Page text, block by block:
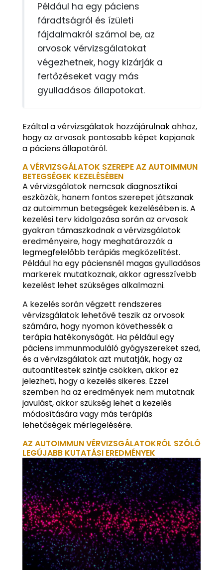
Például ha egy páciens
fáradtságról és ízületi
fájdalmakról számol be, az
orvosok vérvizsgálatokat
végezhetnek, hogy kizárják a
fertőzéseket vagy más
gyulladásos állapotokat.
Ezáltal a vérvizsgálatok hozzájárulnak ahhoz,
hogy az orvosok pontosabb képet kapjanak
a páciens állapotáról.
A VÉRVIZSGÁLATOK SZEREPE AZ AUTOIMMUN
BETEGSÉGEK KEZELÉSÉBEN
A vérvizsgálatok nemcsak diagnosztikai
eszközök, hanem fontos szerepet játszanak
az autoimmun betegségek kezelésében is. A
kezelési terv kidolgozása során az orvosok
gyakran támaszkodnak a vérvizsgálatok
eredményeire, hogy meghatározzák a
legmegfelelőbb terápiás megközelítést.
Például ha egy páciensnél magas gyulladásos
markerek mutatkoznak, akkor agresszívebb
kezelést lehet szükséges alkalmazni.
A kezelés során végzett rendszeres
vérvizsgálatok lehetővé teszik az orvosok
számára, hogy nyomon követhessék a
terápia hatékonyságát. Ha például egy
páciens immunmoduláló gyógyszereket szed,
és a vérvizsgálatok azt mutatják, hogy az
autoantitestek szintje csökken, akkor ez
jelezheti, hogy a kezelés sikeres. Ezzel
szemben ha az eredmények nem mutatnak
javulást, akkor szükség lehet a kezelés
módosítására vagy más terápiás
lehetőségek mérlegelésére.
AZ AUTOIMMUN VÉRVIZSGÁLATOKRÓL SZÓLÓ
LEGÚJABB KUTATÁSI EREDMÉNYEK